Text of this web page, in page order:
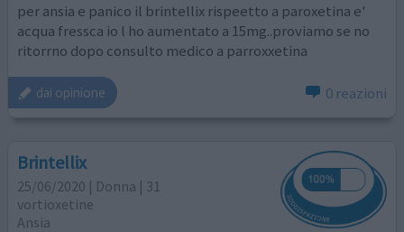
per ansia e panico il brintellix rispeetto a paroxetina e'
acqua fressca io l ho aumentato a 15mg..proviamo se no
ritorrno dopo consulto medico a parroxxetina
dai opinione 0 reazioni
Brintellix
25/06/2020 | Donna | 31
vortioxetine
Ansia